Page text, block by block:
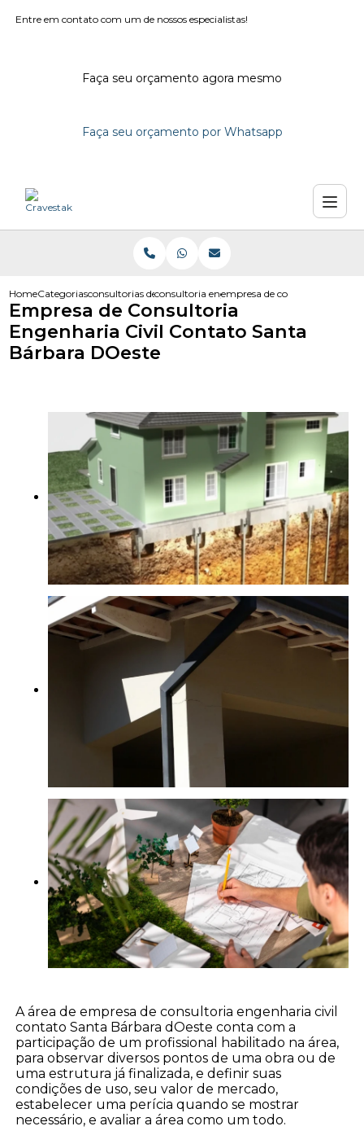
Entre em contato com um de nossos especialistas!
Faça seu orçamento agora mesmo
Faça seu orçamento por Whatsapp
HomeCategoriasconsultorias de engenharia
consultoria engenhariaempresa de consultoria
Empresa de Consultoria
Engenharia Civil Contato Santa
Bárbara DOeste
A área de empresa de consultoria engenharia civil
contato Santa Bárbara dOeste conta com a
participação de um profissional habilitado na área,
para observar diversos pontos de uma obra ou de
uma estrutura já finalizada, e definir suas
condições de uso, seu valor de mercado,
estabelecer uma perícia quando se mostrar
necessário, e avaliar a área como um todo.